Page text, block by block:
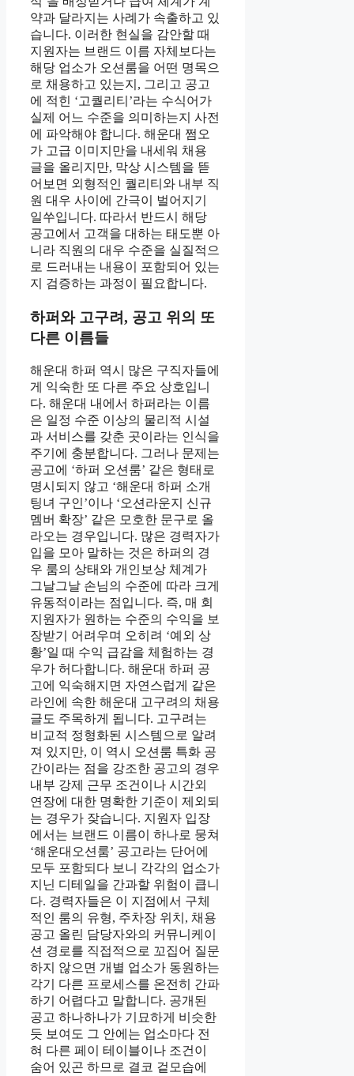
약과 달라지는 사례가 속출하고 있
습니다. 이러한 현실을 감안할 때
지원자는 브랜드 이름 자체보다는
해당 업소가 오션룸을 어떤 명목으
로 채용하고 있는지, 그리고 공고
에 적힌 ‘고퀄리티’라는 수식어가
실제 어느 수준을 의미하는지 사전
에 파악해야 합니다. 해운대 쩜오
가 고급 이미지만을 내세워 채용
글을 올리지만, 막상 시스템을 뜯
어보면 외형적인 퀄리티와 내부 직
원 대우 사이에 간극이 벌어지기
일쑤입니다. 따라서 반드시 해당
공고에서 고객을 대하는 태도뿐 아
니라 직원의 대우 수준을 실질적으
로 드러내는 내용이 포함되어 있는
지 검증하는 과정이 필요합니다.
하퍼와 고구려, 공고 위의 또
다른 이름들
해운대 하퍼 역시 많은 구직자들에
게 익숙한 또 다른 주요 상호입니
다. 해운대 내에서 하퍼라는 이름
은 일정 수준 이상의 물리적 시설
과 서비스를 갖춘 곳이라는 인식을
주기에 충분합니다. 그러나 문제는
공고에 ‘하퍼 오션룸’ 같은 형태로
명시되지 않고 ‘해운대 하퍼 소개
팅녀 구인’이나 ‘오션라운지 신규
멤버 확장’ 같은 모호한 문구로 올
라오는 경우입니다. 많은 경력자가
입을 모아 말하는 것은 하퍼의 경
우 룸의 상태와 개인보상 체계가
그날그날 손님의 수준에 따라 크게
유동적이라는 점입니다. 즉, 매 회
지원자가 원하는 수준의 수익을 보
장받기 어려우며 오히려 ‘예외 상
황’일 때 수익 급감을 체험하는 경
우가 허다합니다. 해운대 하퍼 공
고에 익숙해지면 자연스럽게 같은
라인에 속한 해운대 고구려의 채용
글도 주목하게 됩니다. 고구려는
비교적 정형화된 시스템으로 알려
져 있지만, 이 역시 오션룸 특화 공
간이라는 점을 강조한 공고의 경우
내부 강제 근무 조건이나 시간외
연장에 대한 명확한 기준이 제외되
는 경우가 잦습니다. 지원자 입장
에서는 브랜드 이름이 하나로 뭉쳐
‘해운대오션룸’ 공고라는 단어에
모두 포함되다 보니 각각의 업소가
지닌 디테일을 간과할 위험이 큽니
다. 경력자들은 이 지점에서 구체
적인 룸의 유형, 주차장 위치, 채용
공고 올린 담당자와의 커뮤니케이
션 경로를 직접적으로 꼬집어 질문
하지 않으면 개별 업소가 동원하는
각기 다른 프로세스를 온전히 간파
하기 어렵다고 말합니다. 공개된
공고 하나하나가 기묘하게 비슷한
듯 보여도 그 안에는 업소마다 전
혀 다른 페이 테이블이나 조건이
숨어 있곤 하므로 결코 겉모습에